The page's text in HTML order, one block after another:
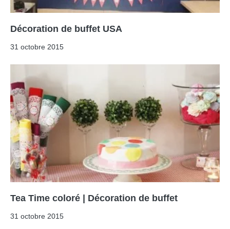
Décoration de buffet USA
31 octobre 2015
Tea Time coloré | Décoration de buffet
31 octobre 2015